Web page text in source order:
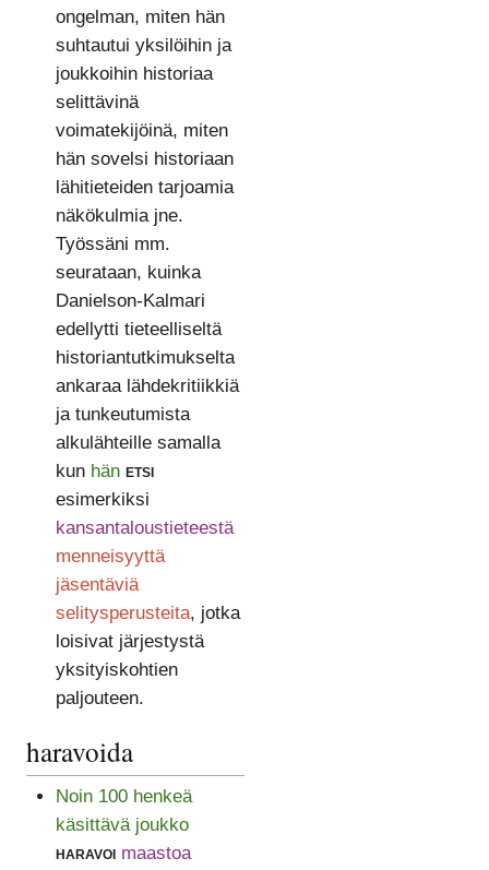
ongelman, miten hän
suhtautui yksilöihin ja
joukkoihin historiaa
selittävinä
voimatekijöinä, miten
hän sovelsi historiaan
lähitieteiden tarjoamia
näkökulmia jne.
Työssäni mm.
seurataan, kuinka
Danielson-Kalmari
edellytti tieteelliseltä
historiantutkimukselta
ankaraa lähdekritiikkiä
ja tunkeutumista
alkulähteille samalla
kun hän etsi
esimerkiksi
kansantaloustieteestä
menneisyyttä
jäsentäviä
selitysperusteita, jotka
loisivat järjestystä
yksityiskohtien
paljouteen.
haravoida
Noin 100 henkeä
käsittävä joukko
haravoi maastoa